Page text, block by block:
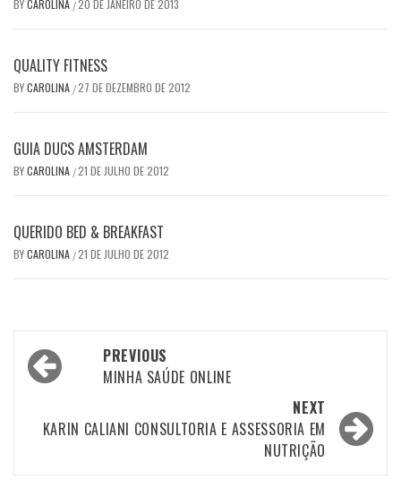
BYCAROLINA /20 DE JANEIRO DE 2013
QUALITY FITNESS
BYCAROLINA /27 DE DEZEMBRO DE 2012
GUIA DUCS AMSTERDAM
BYCAROLINA /21 DE JULHO DE 2012
QUERIDO BED & BREAKFAST
BYCAROLINA /21 DE JULHO DE 2012
Post
navigation
PREVIOUS
MINHA SAÚDE ONLINE
NEXT
KARIN CALIANI CONSULTORIA E ASSESSORIA EM
NUTRIÇÃO